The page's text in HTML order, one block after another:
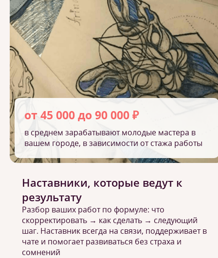
от 45 000 до 90 000 ₽
в среднем зарабатывают молодые мастера в
вашем городе, в зависимости от стажа работы
Наставники, которые ведут к
результату
Разбор ваших работ по формуле: что
скорректировать → как сделать → следующий
шаг. Наставник всегда на связи, поддерживает в
чате и помогает развиваться без страха и
сомнений